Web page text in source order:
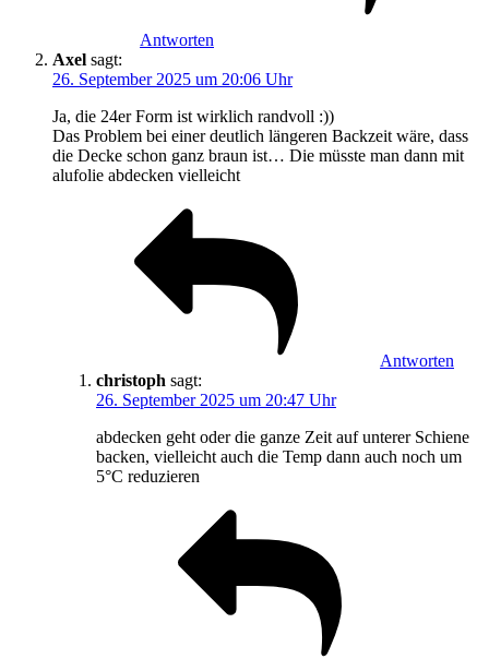
Antworten
Axel sagt:
26. September 2025 um 20:06 Uhr
Ja, die 24er Form ist wirklich randvoll :))
Das Problem bei einer deutlich längeren Backzeit wäre, dass
die Decke schon ganz braun ist… Die müsste man dann mit
alufolie abdecken vielleicht
Antworten
christoph sagt:
26. September 2025 um 20:47 Uhr
abdecken geht oder die ganze Zeit auf unterer Schiene
backen, vielleicht auch die Temp dann auch noch um
5°C reduzieren